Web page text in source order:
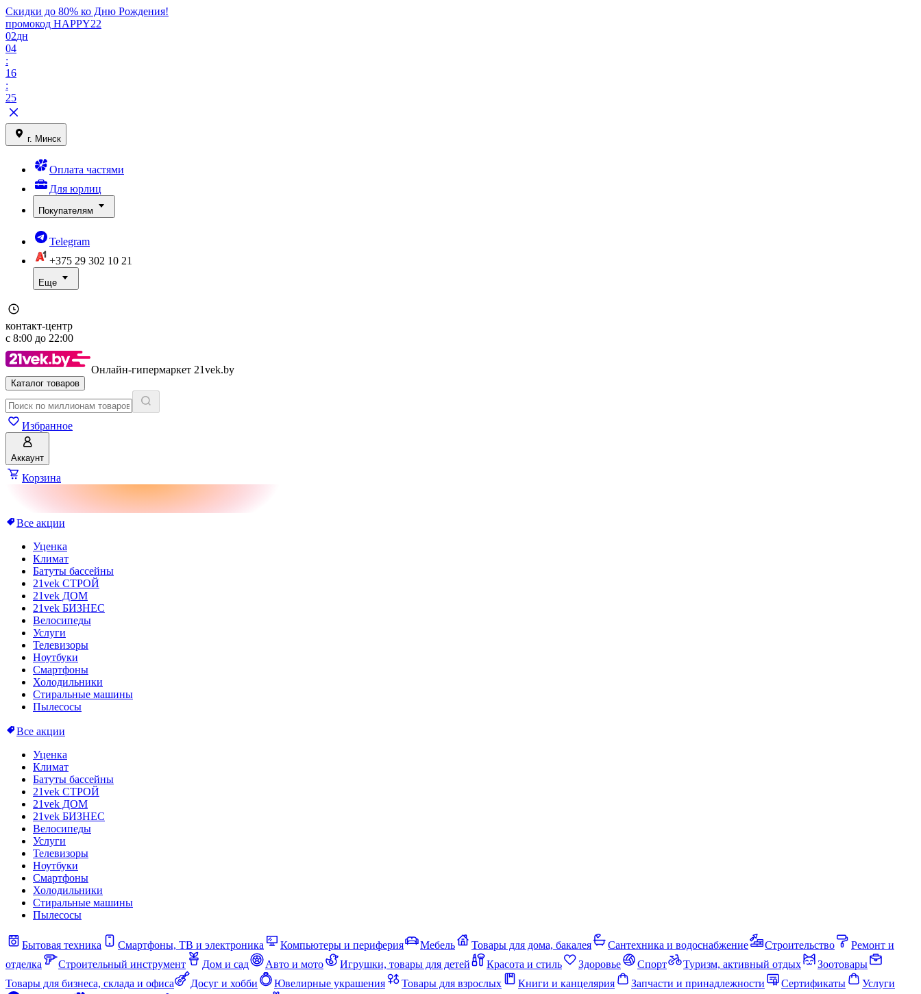
Скидки до 80% ко Дню Рождения!
промокод HAPPY22
02дн
04
:
16
:
25
г. Минск
Оплата частями
Для юрлиц
Покупателям
Telegram
+375 29 302 10 21
Еще
контакт-центр
с 8:00 до 22:00
Онлайн-гипермаркет 21vek.by
Каталог товаров
Избранное
Аккаунт
Корзина
Все акции
Уценка
Климат
Батуты бассейны
21vek СТРОЙ
21vek ДОМ
21vek БИЗНЕС
Велосипеды
Услуги
Телевизоры
Ноутбуки
Смартфоны
Холодильники
Стиральные машины
Пылесосы
Все акции
Уценка
Климат
Батуты бассейны
21vek СТРОЙ
21vek ДОМ
21vek БИЗНЕС
Велосипеды
Услуги
Телевизоры
Ноутбуки
Смартфоны
Холодильники
Стиральные машины
Пылесосы
Бытовая техника Смартфоны, ТВ и электроника Компьютеры и периферия Мебель Товары для дома, бакалея Сантехника и водоснабжение Строительство
Ремонт и
отделка
Строительный инструмент Дом и сад Авто и мото Игрушки, товары для детей Красота и стиль Здоровье Спорт Туризм, активный отдых
Зоотовары
Товары для бизнеса, склада и офиса
Досуг и хобби Ювелирные украшения Товары для взрослых Книги и канцелярия Запчасти и принадлежности Сертификаты
Услуги